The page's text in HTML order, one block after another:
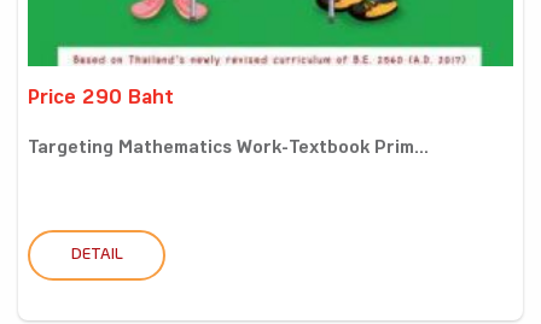
Price 290 Baht
Targeting Mathematics Work-Textbook Prim...
DETAIL